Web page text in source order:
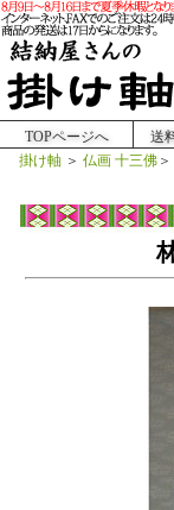
TOPページへ 送
掛け軸 ＞ 仏画 十三佛 ＞